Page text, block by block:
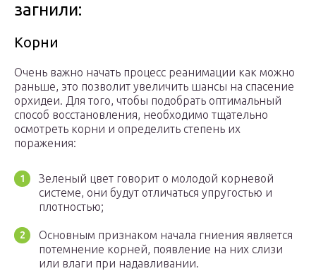
загнили:
Корни
Очень важно начать процесс реанимации как можно
раньше, это позволит увеличить шансы на спасение
орхидеи. Для того, чтобы подобрать оптимальный
способ восстановления, необходимо тщательно
осмотреть корни и определить степень их
поражения:
Зеленый цвет говорит о молодой корневой
системе, они будут отличаться упругостью и
плотностью;
Основным признаком начала гниения является
потемнение корней, появление на них слизи
или влаги при надавливании.